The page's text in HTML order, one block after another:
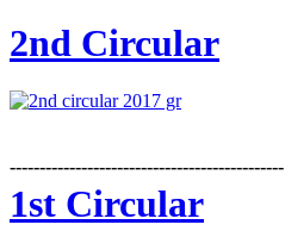
2nd Circular
----------------------------------------------
1st Circular